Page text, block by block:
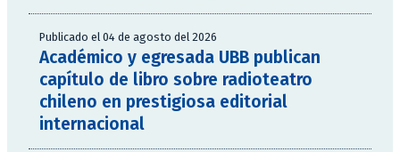
Publicado el 04 de agosto del 2026
Académico y egresada UBB publican
capítulo de libro sobre radioteatro
chileno en prestigiosa editorial
internacional